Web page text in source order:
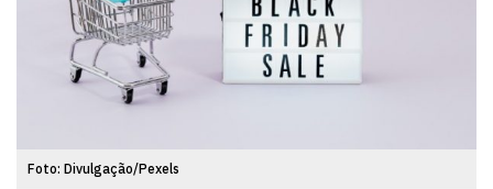
Foto: Divulgação/Pexels